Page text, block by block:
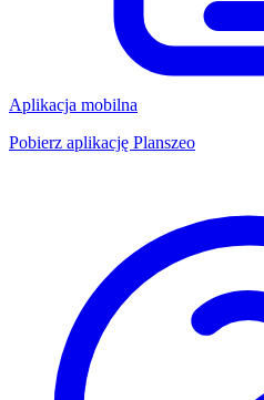
Aplikacja mobilna
Pobierz aplikację Planszeo